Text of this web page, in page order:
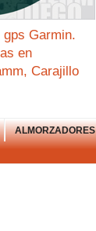
Garmin.
en
Carajillo
ALMORZADORES